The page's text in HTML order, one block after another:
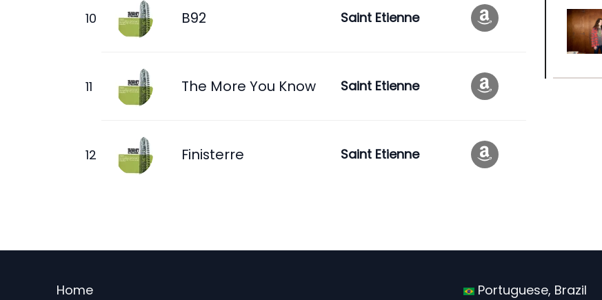
B92 Saint Etienne
The More You Know Saint Etienne
Finisterre Saint Etienne
Menu
Home Portuguese, Brazil